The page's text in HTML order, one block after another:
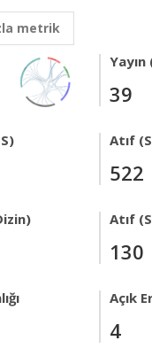
metrik
Yayın
39
Atıf
522
Atıf
130
Açık
4